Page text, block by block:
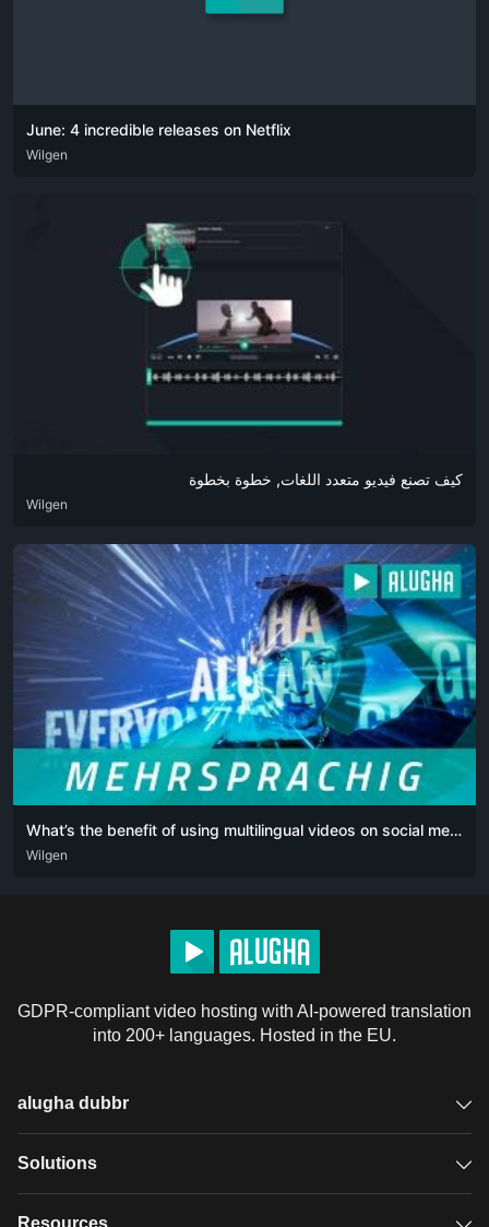
June: 4 incredible releases on Netflix
DEU ENG
Wilgen
كيف تصنع فيديو متعدد اللغات, خطوة بخطوة
ARA DEU
Wilgen
What’s the benefit of using multilingual videos on social media for my business?
DEU ENG
Wilgen
GDPR-compliant video hosting with AI-powered translation
into 200+ languages. Hosted in the EU.
alugha dubbr
Overview
Solutions
GDPR video hosting
Resources